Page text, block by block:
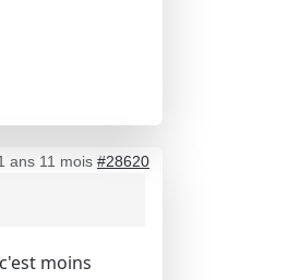
ans 11 mois #28620
moins